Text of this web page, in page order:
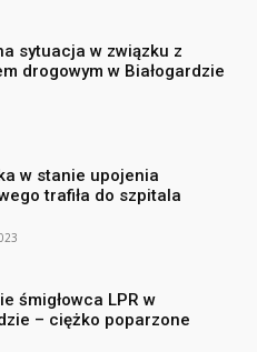
sytuacja w związku z
drogowym w Białogardzie
w stanie upojenia
trafiła do szpitala
śmigłowca LPR w
– ciężko poparzone